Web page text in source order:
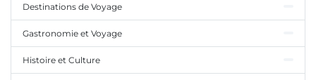
Destinations de Voyage
Gastronomie et Voyage
Histoire et Culture